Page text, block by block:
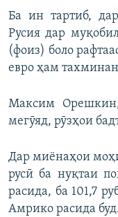
Ба ин тартиб,
Русия дар
(фоиз) боло
евро ҳам
Максим
мегӯяд, рӯзҳои
Дар миёнаҳои
русӣ ба нуқтаи
расида, ба 101,7
Амрико расида